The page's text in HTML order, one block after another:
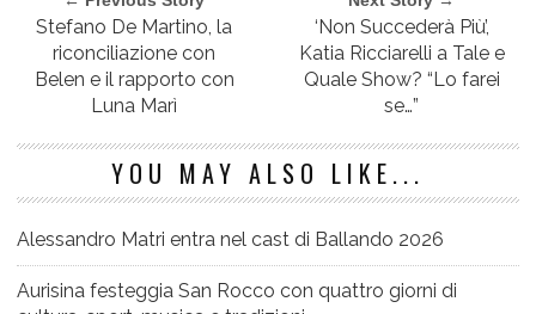
Stefano De Martino, la
riconciliazione con
Belen e il rapporto con
Luna Marì
‘Non Succederà Più’,
Katia Ricciarelli a Tale e
Quale Show? “Lo farei
se…”
YOU MAY ALSO LIKE...
Alessandro Matri entra nel cast di Ballando 2026
Aurisina festeggia San Rocco con quattro giorni di